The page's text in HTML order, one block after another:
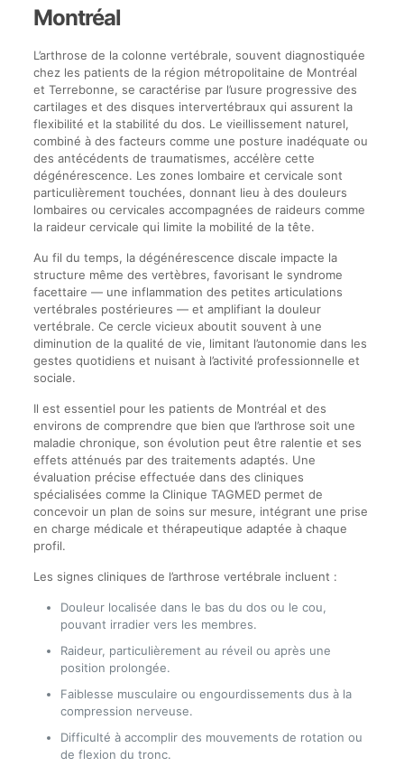
Montréal
L’arthrose de la colonne vertébrale, souvent diagnostiquée
chez les patients de la région métropolitaine de Montréal
et Terrebonne, se caractérise par l’usure progressive des
cartilages et des disques intervertébraux qui assurent la
flexibilité et la stabilité du dos. Le vieillissement naturel,
combiné à des facteurs comme une posture inadéquate ou
des antécédents de traumatismes, accélère cette
dégénérescence. Les zones lombaire et cervicale sont
particulièrement touchées, donnant lieu à des douleurs
lombaires ou cervicales accompagnées de raideurs comme
la raideur cervicale qui limite la mobilité de la tête.
Au fil du temps, la dégénérescence discale impacte la
structure même des vertèbres, favorisant le syndrome
facettaire — une inflammation des petites articulations
vertébrales postérieures — et amplifiant la douleur
vertébrale. Ce cercle vicieux aboutit souvent à une
diminution de la qualité de vie, limitant l’autonomie dans les
gestes quotidiens et nuisant à l’activité professionnelle et
sociale.
Il est essentiel pour les patients de Montréal et des
environs de comprendre que bien que l’arthrose soit une
maladie chronique, son évolution peut être ralentie et ses
effets atténués par des traitements adaptés. Une
évaluation précise effectuée dans des cliniques
spécialisées comme la Clinique TAGMED permet de
concevoir un plan de soins sur mesure, intégrant une prise
en charge médicale et thérapeutique adaptée à chaque
profil.
Les signes cliniques de l’arthrose vertébrale incluent :
Douleur localisée dans le bas du dos ou le cou,
pouvant irradier vers les membres.
Raideur, particulièrement au réveil ou après une
position prolongée.
Faiblesse musculaire ou engourdissements dus à la
compression nerveuse.
Difficulté à accomplir des mouvements de rotation ou
de flexion du tronc.